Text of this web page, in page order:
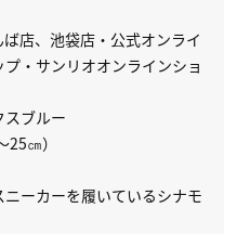
ば店、池袋店・公式オンライ
・サンリオオンラインショ
スブルー
㎝）
ーカーを履いているシナモ